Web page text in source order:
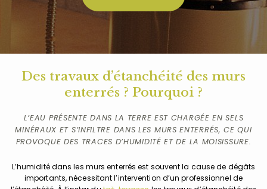
Des travaux d’étanchéité des murs
enterrés ? Pourquoi ?
L’EAU PRÉSENTE DANS LA TERRE EST CHARGÉE EN SELS
MINÉRAUX ET S’INFILTRE DANS LES MURS ENTERRÉS, CE QUI
PROVOQUE DES TRACES D’HUMIDITÉ ET DE LA MOISISSURE.
L’humidité dans les murs enterrés est souvent la cause de dégâts
importants, nécessitant l’intervention d’un professionnel de